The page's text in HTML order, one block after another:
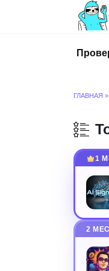
ГЛАВНАЯ »
1
2